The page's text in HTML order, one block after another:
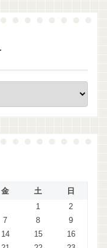
金 土
日
1
2
7 8
9
14 15
16